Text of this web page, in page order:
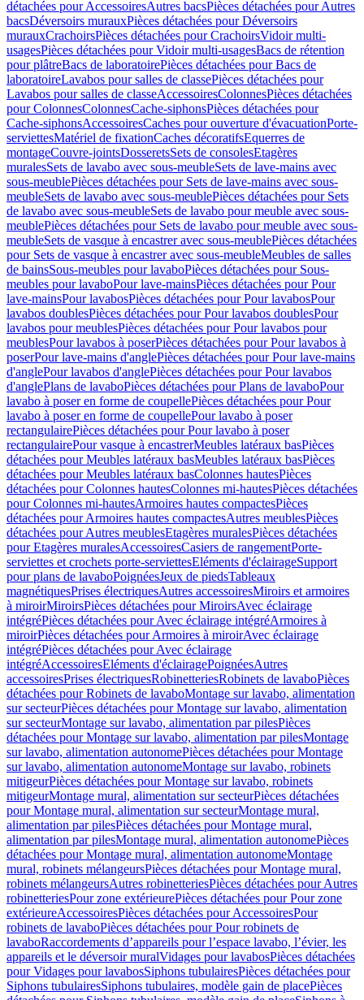
détachées pour AccessoiresAutres bacsPièces détachées pour Autres
bacsDéversoirs murauxPièces détachées pour Déversoirs
murauxCrachoirsPièces détachées pour CrachoirsVidoir multi-
usagesPièces détachées pour Vidoir multi-usagesBacs de rétention
pour plâtreBacs de laboratoirePièces détachées pour Bacs de
laboratoireLavabos pour salles de classePièces détachées pour
Lavabos pour salles de classeAccessoiresColonnesPièces détachées
pour ColonnesColonnesCache-siphonsPièces détachées pour
Cache-siphonsAccessoiresCaches pour ouverture d'évacuationPorte-
serviettesMatériel de fixationCaches décoratifsEquerres de
montageCouvre-jointsDosseretsSets de consolesEtagères
muralesSets de lavabo avec sous-meubleSets de lave-mains avec
sous-meublePièces détachées pour Sets de lave-mains avec sous-
meubleSets de lavabo avec sous-meublePièces détachées pour Sets
de lavabo avec sous-meubleSets de lavabo pour meuble avec sous-
meublePièces détachées pour Sets de lavabo pour meuble avec sous-
meubleSets de vasque à encastrer avec sous-meublePièces détachées
pour Sets de vasque à encastrer avec sous-meubleMeubles de salles
de bainsSous-meubles pour lavaboPièces détachées pour Sous-
meubles pour lavaboPour lave-mainsPièces détachées pour Pour
lave-mainsPour lavabosPièces détachées pour Pour lavabosPour
lavabos doublesPièces détachées pour Pour lavabos doublesPour
lavabos pour meublesPièces détachées pour Pour lavabos pour
meublesPour lavabos à poserPièces détachées pour Pour lavabos à
poserPour lave-mains d'anglePièces détachées pour Pour lave-mains
d'anglePour lavabos d'anglePièces détachées pour Pour lavabos
d'anglePlans de lavaboPièces détachées pour Plans de lavaboPour
lavabo à poser en forme de coupellePièces détachées pour Pour
lavabo à poser en forme de coupellePour lavabo à poser
rectangulairePièces détachées pour Pour lavabo à poser
rectangulairePour vasque à encastrerMeubles latéraux basPièces
détachées pour Meubles latéraux basMeubles latéraux basPièces
détachées pour Meubles latéraux basColonnes hautesPièces
détachées pour Colonnes hautesColonnes mi-hautesPièces détachées
pour Colonnes mi-hautesArmoires hautes compactesPièces
détachées pour Armoires hautes compactesAutres meublesPièces
détachées pour Autres meublesEtagères muralesPièces détachées
pour Etagères muralesAccessoiresCasiers de rangementPorte-
serviettes et crochets porte-serviettesEléments d'éclairageSupport
pour plans de lavaboPoignéesJeux de piedsTableaux
magnétiquesPrises électriquesAutres accessoiresMiroirs et armoires
à miroirMiroirsPièces détachées pour MiroirsAvec éclairage
intégréPièces détachées pour Avec éclairage intégréArmoires à
miroirPièces détachées pour Armoires à miroirAvec éclairage
intégréPièces détachées pour Avec éclairage
intégréAccessoiresEléments d'éclairagePoignéesAutres
accessoiresPrises électriquesRobinetteriesRobinets de lavaboPièces
détachées pour Robinets de lavaboMontage sur lavabo, alimentation
sur secteurPièces détachées pour Montage sur lavabo, alimentation
sur secteurMontage sur lavabo, alimentation par pilesPièces
détachées pour Montage sur lavabo, alimentation par pilesMontage
sur lavabo, alimentation autonomePièces détachées pour Montage
sur lavabo, alimentation autonomeMontage sur lavabo, robinets
mitigeurPièces détachées pour Montage sur lavabo, robinets
mitigeurMontage mural, alimentation sur secteurPièces détachées
pour Montage mural, alimentation sur secteurMontage mural,
alimentation par pilesPièces détachées pour Montage mural,
alimentation par pilesMontage mural, alimentation autonomePièces
détachées pour Montage mural, alimentation autonomeMontage
mural, robinets mélangeursPièces détachées pour Montage mural,
robinets mélangeursAutres robinetteriesPièces détachées pour Autres
robinetteriesPour zone extérieurePièces détachées pour Pour zone
extérieureAccessoiresPièces détachées pour AccessoiresPour
robinets de lavaboPièces détachées pour Pour robinets de
lavaboRaccordements d’appareils pour l’espace lavabo, l’évier, les
appareils et le déversoir muralVidages pour lavabosPièces détachées
pour Vidages pour lavabosSiphons tubulairesPièces détachées pour
Siphons tubulairesSiphons tubulaires, modèle gain de placePièces